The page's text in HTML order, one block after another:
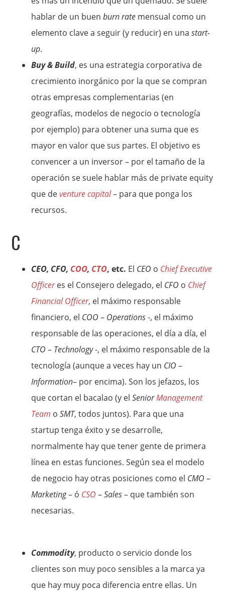
hablar de un buenburn rate mensual como un
elemento clave a seguir (y reducir) en unastart-
up.
Buy & Build, es una estrategia corporativa de
crecimiento inorgánico por la que se compran
otras empresas complementarias (en
geografías, modelos de negocio o tecnología
por ejemplo) para obtener una suma que es
mayor en valor que sus partes. El objetivo es
convencer a un inversor – por el tamaño de la
operación se suele hablar más de private equity
que deventure capital– para que ponga los
recursos.
C
CEO, CFO, COO, CTO, etc. El CEO o Chief Executive
Officer es el Consejero delegado, el CFO o Chief
Financial Officer, el máximo responsable
financiero, el COO – Operations-, el máximo
responsable de las operaciones, el día a día, el
CTO – Technology-, el máximo responsable de la
tecnología (aunque a veces hay un CIO –
Information– por encima). Son los jefazos, los
que cortan el bacalao (y elSeniorManagement
Team oSMT, todos juntos). Para que una
startup tenga éxito y se desarrolle,
normalmente hay que tener gente de primera
línea en estas funciones. Según sea el modelo
de negocio hay otras posiciones como el CMO –
Marketing– ó CSO –Sales– que también son
necesarias.
Commodity, producto o servicio donde los
clientes son muy poco sensibles a la marca ya
que hay muy poca diferencia entre ellas. Un